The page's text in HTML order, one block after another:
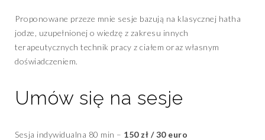
Proponowane przeze mnie sesje bazują na klasycznej hatha
jodze, uzupełnionej o wiedzę z zakresu innych
terapeutycznych technik pracy z ciałem oraz własnym
doświadczeniem.
Umów się na sesje
Sesja indywidualna 80 min – 150 zł / 30 euro